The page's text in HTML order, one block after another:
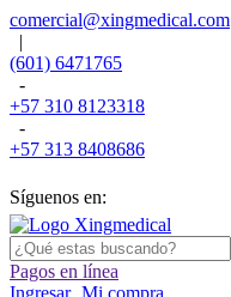
comercial@xingmedical.com
|
(601) 6471765
-
+57 310 8123318
-
+57 313 8408686
Síguenos en:
Pagos en línea
Ingresar Mi compra